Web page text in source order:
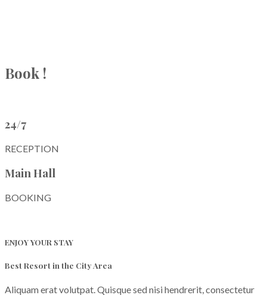
Book !
24/7
RECEPTION
Main Hall
BOOKING
ENJOY YOUR STAY
Best Resort in the City Area
Aliquam erat volutpat. Quisque sed nisi hendrerit, consectetur